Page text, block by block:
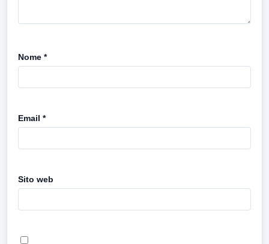
Nome *
Email *
Sito web